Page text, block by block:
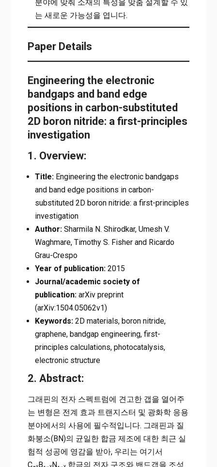
분야에 맞춰 소재의 특성을 맞춤 설계할 수 있
는 새로운 가능성을 엽니다.
Paper Details
Engineering the electronic
bandgaps and band edge
positions in carbon-substituted
2D boron nitride: a first-principles
investigation
1. Overview:
Title:Engineering the electronic bandgaps
and band edge positions in carbon-
substituted 2D boron nitride: a first-principles
investigation
Author:Sharmila N. Shirodkar, Umesh V.
Waghmare, Timothy S. Fisher and Ricardo
Grau-Crespo
Year of publication:2015
Journal/academic society of
publication:arXiv preprint
(arXiv:1504.05062v1)
Keywords:2D materials, boron nitride,
graphene, bandgap engineering, first-
principles calculations, photocatalysis,
electronic structure
2. Abstract:
그래핀의 전자 스펙트럼에 견고한 갭을 열어주
는 변형은 전계 효과 트랜지스터 및 광화학 응용
분야에서의 사용에 필수적입니다. 그래핀과 질
화붕소(BN)의 균일한 합금 제조에 대한 최근 실
험적 성공에 영감을 받아, 우리는 여기서
C₂ₓB₁₋ₓN₁₋ₓ 합금의 전자 구조와 밴드갭을 조성